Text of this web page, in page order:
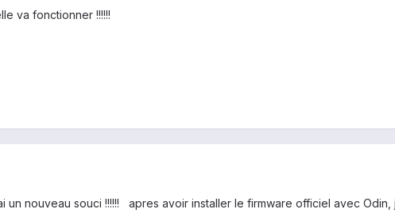
va fonctionner !!!!!!
un nouveau souci !!!!!! apres avoir installer le firmware officiel avec Odin,